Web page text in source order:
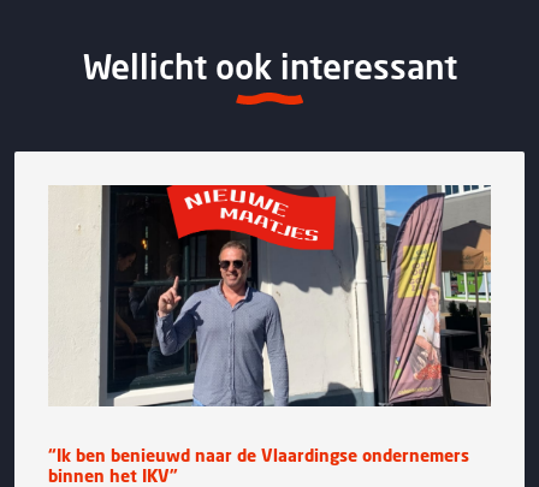
Wellicht ook interessant
“Ik ben benieuwd naar de Vlaardingse ondernemers
binnen het IKV”